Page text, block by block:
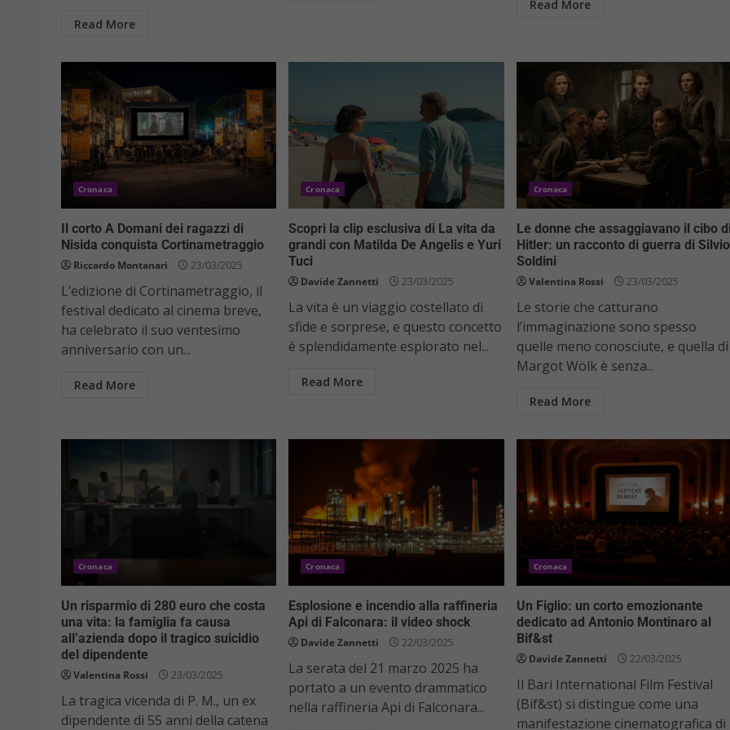
Read More
Read More
Cronaca
Il corto A Domani dei ragazzi di
Nisida conquista Cortinametraggio
Riccardo Montanari 23/03/2025
L’edizione di Cortinametraggio, il
festival dedicato al cinema breve,
ha celebrato il suo ventesimo
anniversario con un...
Read More
Cronaca
Scopri la clip esclusiva di La vita da
grandi con Matilda De Angelis e Yuri
Tuci
Davide Zannetti 23/03/2025
La vita è un viaggio costellato di
sfide e sorprese, e questo concetto
è splendidamente esplorato nel...
Read More
Cronaca
Le donne che assaggiavano il cibo
Hitler: un racconto di guerra di Silvio
Soldini
Valentina Rossi 23/03/2025
Le storie che catturano
l’immaginazione sono spesso
quelle meno conosciute, e quella di
Margot Wölk è senza...
Read More
Cronaca
Un risparmio di 280 euro che costa
una vita: la famiglia fa causa
all’azienda dopo il tragico suicidio
del dipendente
Valentina Rossi 23/03/2025
La tragica vicenda di P. M., un ex
dipendente di 55 anni della catena
Cronaca
Esplosione e incendio alla raffineria
Api di Falconara: il video shock
Davide Zannetti 22/03/2025
La serata del 21 marzo 2025 ha
portato a un evento drammatico
nella raffineria Api di Falconara...
Cronaca
Un Figlio: un corto emozionante
dedicato ad Antonio Montinaro al
Bif&st
Davide Zannetti 22/03/2025
Il Bari International Film Festival
(Bif&st) si distingue come una
manifestazione cinematografica di